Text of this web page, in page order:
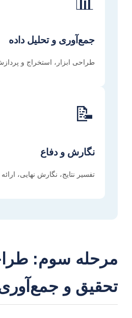
جمع‌آوری و تحلیل داده
طراحی ابزار، استخراج و
📝
نگارش و دفاع
تفسیر نتایج، نگارش نهایی، ارائه
مرحله سوم:
تحقیق و جمع‌آوری